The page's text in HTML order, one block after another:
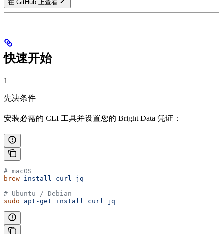
在 GitHub 上查看
快速开始
1
先决条件
安装必需的 CLI 工具并设置您的 Bright Data 凭证：
# macOS
brew install curl
jq
# Ubuntu / Debian
sudo apt-get install curl jq